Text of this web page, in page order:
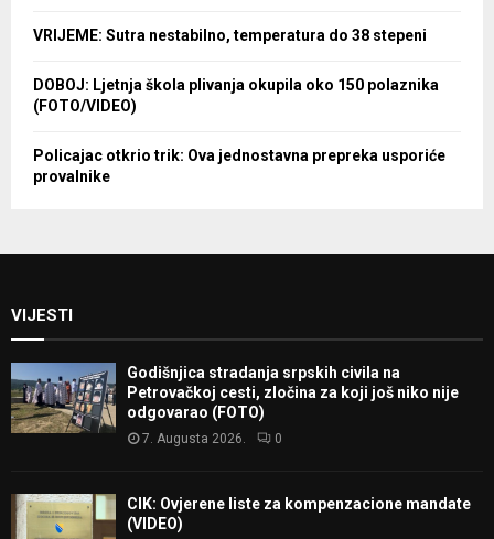
VRIJEME: Sutra nestabilno, temperatura do 38 stepeni
DOBOJ: Ljetnja škola plivanja okupila oko 150 polaznika
(FOTO/VIDEO)
Policajac otkrio trik: Ova jednostavna prepreka usporiće
provalnike
VIJESTI
Godišnjica stradanja srpskih civila na
Petrovačkoj cesti, zločina za koji još niko nije
odgovarao (FOTO)
7. Augusta 2026. 0
CIK: Ovjerene liste za kompenzacione mandate
(VIDEO)